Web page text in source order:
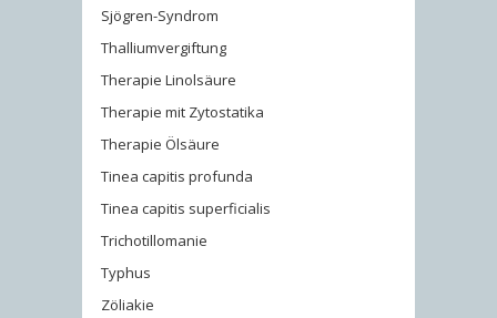
Sjögren-Syndrom
Thalliumvergiftung
Therapie Linolsäure
Therapie mit Zytostatika
Therapie Ölsäure
Tinea capitis profunda
Tinea capitis superficialis
Trichotillomanie
Typhus
Zöliakie